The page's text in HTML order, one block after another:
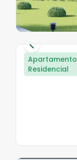
Apartamento
Residencial